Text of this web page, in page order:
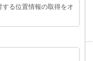
る位置情報の取得をオ